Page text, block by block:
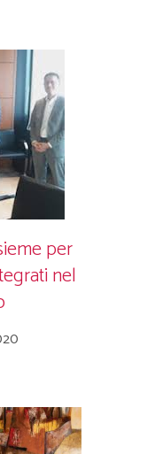
per
nel